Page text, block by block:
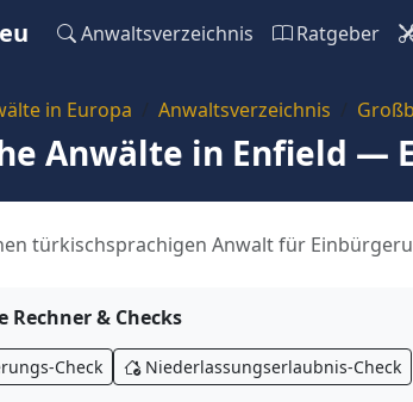
Anwaltsverzeichnis Ratgeber
in Europa Anwaltsverzeichnis
Anwälte in Enfield —
türkischsprachigen Anwalt für
Rechner & Checks
Check Niederlassungserlaubnis-Check